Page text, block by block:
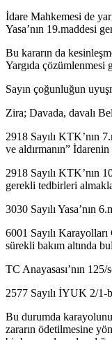
İdare Mahkemesi de
Yasa’nın 19.maddesi
Bu kararın da
Yargıda çözümlenmesi
Sayın çoğunluğun
Zira; Davada, davalı
2918 Sayılı KTK’nın
ve aldırmanın”
2918 Sayılı KTK’nın
gerekli tedbirleri
3030 Sayılı Yasa’nın
6001 Sayılı
sürekli bakım altında
TC Anayasası’nın
2577 Sayılı İYUK 2/1-
Bu durumda
zararın ödetilmesine